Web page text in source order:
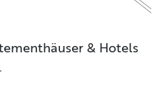
& Hotels